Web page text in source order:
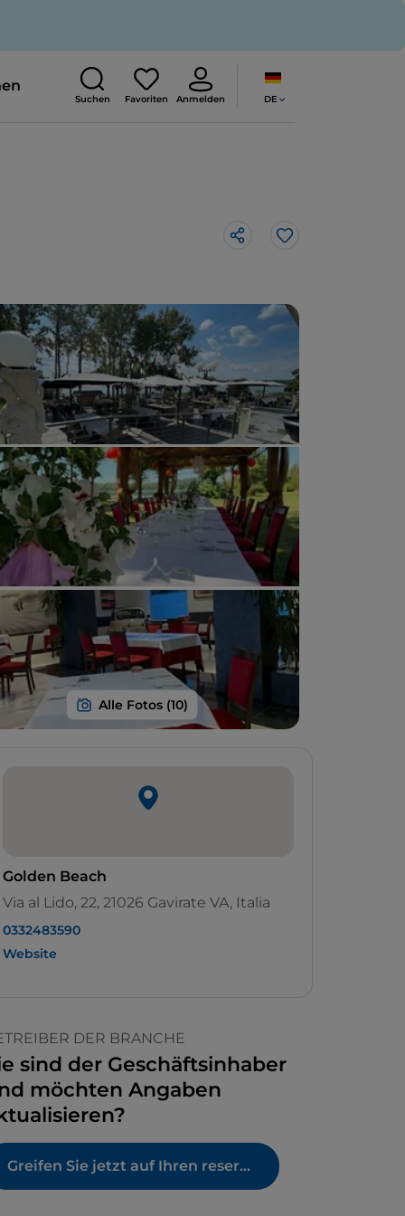
Suchen Favoriten Anmelden DE
Like
Golden Beach
Via al Lido, 22, 21026 Gavirate VA, Italia
0332483590
Website
DER BRANCHE
sind der Geschäftsinhaber
möchten Angaben
Greifen Sie jetzt auf Ihren reservierten Bereich zu